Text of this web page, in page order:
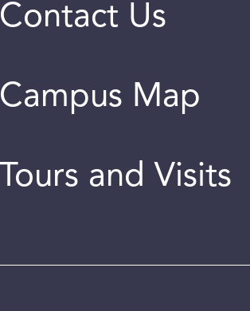
Contact Us
Campus Map
Tours and Visits